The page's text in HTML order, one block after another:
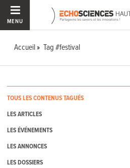
MENU
Accueil Tag #festival
TOUS LES CONTENUS TAGUÉS
LES ARTICLES
LES ÉVÉNEMENTS
LES ANNONCES
LES DOSSIERS